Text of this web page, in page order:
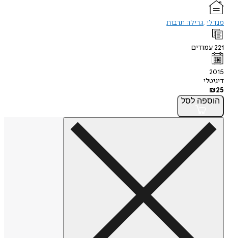
מנדלי גרילה תרבות
221עמודים
2015
דיגיטלי
₪25
הוספה לסל